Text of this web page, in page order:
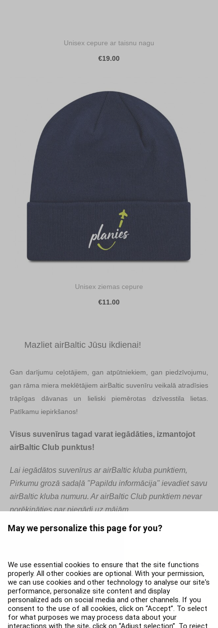
May we personalize this page for you?
We use essential cookies to ensure that the site functions
properly. All other cookies are optional. With your permission,
we can use cookies and other technology to analyse our site's
performance, personalize site content and display
personalized ads on social media and other channels. If you
consent to the use of all cookies, click on “Accept”. To select
for what purposes we may process data about your
interactions with the site, click on “Adjust selection”. To reject
Mazliet airBaltic Jūsu ikdienai!
Gan darījumu ceļotājiem, gan atpūtniekiem, gan piedzīvojumu,
gan rāma miera meklētājiem airBaltic suvenīru veikalā atradīsies
trāpīgas dāvanas un lieliski piemērotas dzīvesstila lietas.
Patīkamu iepirkšanos!
Visus suvenīrus tagad varat iegādāties, izmantojot
airBaltic Club punktus!
Lai iegādātos suvenīrus ar airBaltic kluba punktiem,
Pirkumu grozā sadaļā "Papildu informācija" ievadiet savu
airBaltic kluba numuru. Ar airBaltic Club punktiem nevar
norēķināties par piegādi uz mājām.
Unisex cepure ar taisnu nagu
€19.00
Unisex ziemas cepure
€11.00
Jebkura informācija vai materiāls, kas atrodas airBaltic vietnē (tai skaitā, bet ne tikai,
preču zīmes, teksti, zīmoli, fotogrāfijas, video un citi vizuālie materiāli, mūzika,
datorprogrammatūras u.c.), ir airBaltic vai ar airBaltic saistīto personu īpašums, uz
ko attiecas autortiesības un citas reģistrējamās un/vai nereģistrējamās intelektuālā
īpašuma tiesības.
Jebkuru darbību veikšana ar airBaltic īpašumu, tai skaitā, bet ne tikai tā